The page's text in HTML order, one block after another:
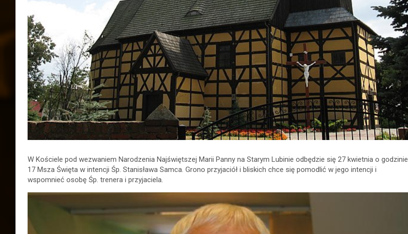
W Kościele pod wezwaniem Narodzenia Najświętszej Marii Panny na Starym Lubinie odbędzie się 27 kwietnia o godzinie
17 Msza Święta w intencji Śp. Stanisława Samca. Grono przyjaciół i bliskich chce się pomodlić w jego intencji i
wspomnieć osobę Śp. trenera i przyjaciela.